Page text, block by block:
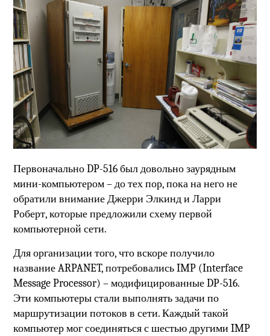
Первоначально DP-516 был довольно заурядным
мини-компьютером – до тех пор, пока на него не
обратили внимание Джерри Элкинд и Ларри
Роберт, которые предложили схему первой
компьютерной сети.
Для организации того, что вскоре получило
название ARPANET, потребовались IMP (Interface
Message Processor) – модифицированные DP-516.
Эти компьютеры стали выполнять задачи по
маршрутизации потоков в сети. Каждый такой
компьютер мог соединяться с шестью другими IMP